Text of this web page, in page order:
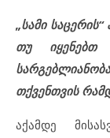
„სამი
თუ
თქვენთვის
აქამდე